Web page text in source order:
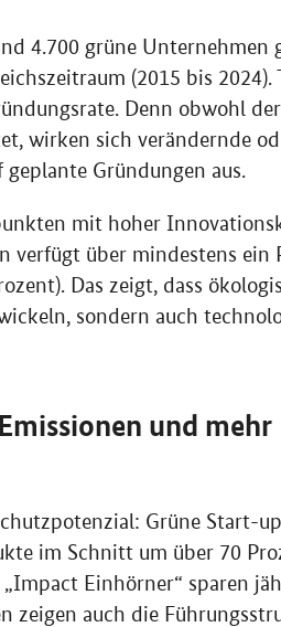
4.700 grüne Unternehmen
(2015 bis 2024).
Denn obwohl
wirken sich verändernde
Gründungen aus.
mit hoher
verfügt über mindestens ein
Das zeigt, dass
sondern auch
und mehr
Grüne Start-
im Schnitt um über 70
Impact Einhörner“ sparen
zeigen auch die